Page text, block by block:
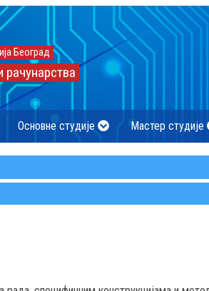
Београд
Основне студије Мастер студије